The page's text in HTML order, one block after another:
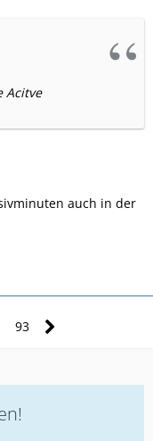
Acitve
auch in der
93